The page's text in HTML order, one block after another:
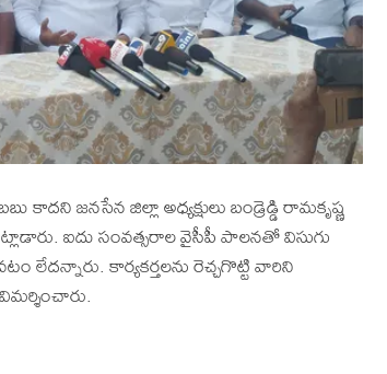
జనసేన జిల్లా అధ్యక్షులు బండ్రెడ్డి రామకృష్ణ
ఐదు సంవత్సరాల వైసీపీ పాలనతో విసుగు
లేదన్నారు. కార్యకర్తలను రెచ్చగొట్టి వారిని